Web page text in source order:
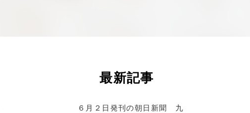
最新記事
６月２日発刊の朝日新聞 九